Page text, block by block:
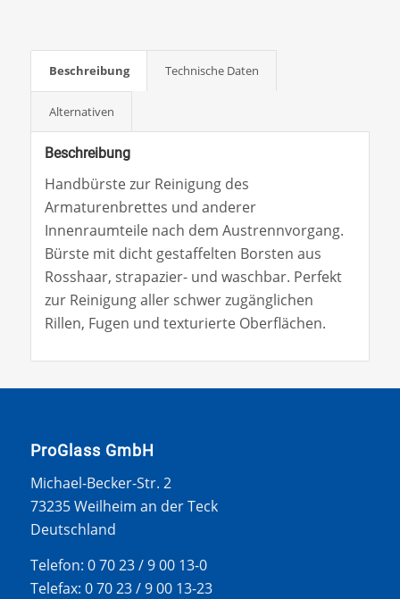
Beschreibung Technische Daten
Alternativen
Beschreibung
Handbürste zur Reinigung des
Armaturenbrettes und anderer
Innenraumteile nach dem Austrennvorgang.
Bürste mit dicht gestaffelten Borsten aus
Rosshaar, strapazier- und waschbar. Perfekt
zur Reinigung aller schwer zugänglichen
Rillen, Fugen und texturierte Oberflächen.
ProGlass GmbH
Michael-Becker-Str. 2
73235 Weilheim an der Teck
Deutschland
Telefon: 0 70 23 / 9 00 13-0
Telefax: 0 70 23 / 9 00 13-23